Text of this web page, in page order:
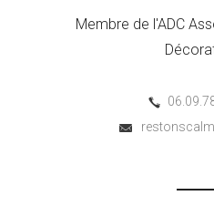
Membre de l'ADC